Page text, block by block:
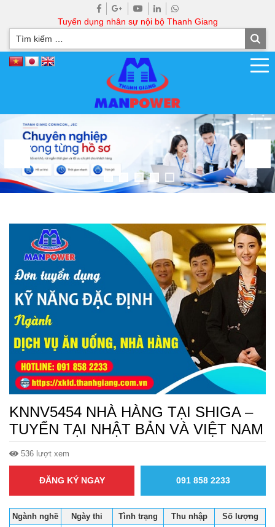
Tuyển dụng nhân sự nội bộ Thanh Giang
KNNV5454 NHÀ HÀNG TẠI SHIGA –
TUYỂN TẠI NHẬT BẢN VÀ VIỆT NAM
536 lượt xem
ĐĂNG KÝ NGAY 091 858 2233
Ngành nghề Ngày thi Tình trạng Thu nhập
Số lượng